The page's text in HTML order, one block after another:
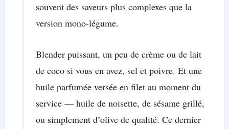
souvent des saveurs plus complexes que la
version mono-légume.
Blender puissant, un peu de crème ou de lait
de coco si vous en avez, sel et poivre. Et une
huile parfumée versée en filet au moment du
service — huile de noisette, de sésame grillé,
ou simplement d’olive de qualité. Ce dernier